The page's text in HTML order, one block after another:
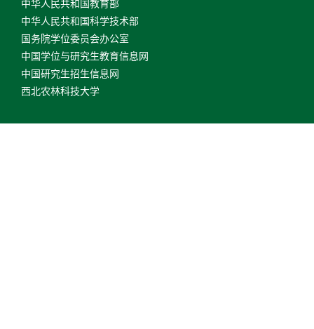
中华人民共和国教育部
中华人民共和国科学技术部
国务院学位委员会办公室
中国学位与研究生教育信息网
中国研究生招生信息网
西北农林科技大学